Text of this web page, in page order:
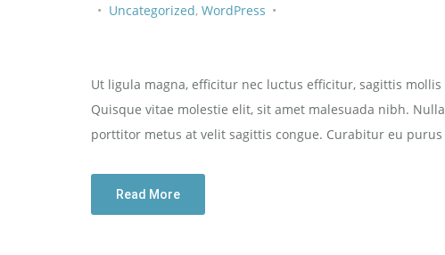
Uncategorized, WordPress
Ut ligula magna, efficitur nec luctus efficitur, sagittis
Quisque vitae molestie elit, sit amet malesuada nibh.
porttitor metus at velit sagittis congue. Curabitur eu
Read More